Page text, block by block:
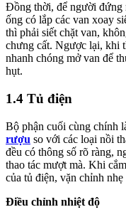
Đồng thời, để người đứng
ống có lắp các van xoay
thì phải siết chặt van,
chưng cất. Ngược lại, khi
nhanh chóng mở van để
hụt.
1.4 Tủ điện
Bộ phận cuối cùng chính
rượu so với các loại nồi
đều có thông số rõ ràng,
thao tác mượt mà. Khi
của tủ điện, vặn chỉnh
Điều chỉnh nhiệt độ